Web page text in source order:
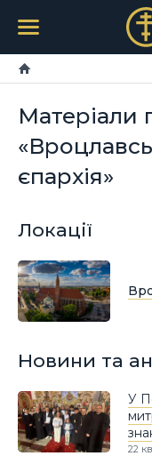
Матеріали
єпархія»
Локації
Новини та
У
22